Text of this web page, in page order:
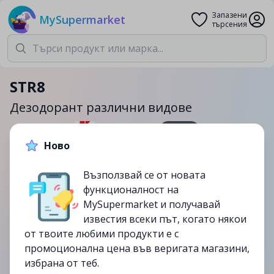
MySupermarket
Запазени
търсения
STR8
Дезодорант различни видове
2.7лв. 4.44лв.
-39%
изтекла
Ново
Възползвай се от новата
функционалност на
MySupermarket и получавай
известия всеки път, когато някои
от твоите любими продукти е с
промоционална цена във веригата магазини,
избрана от теб.